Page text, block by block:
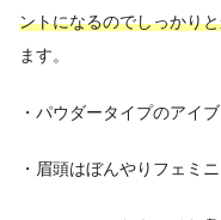
ントになるのでしっかり
ます。
・パウダータイプのアイ
・眉頭はぼんやりフェミ